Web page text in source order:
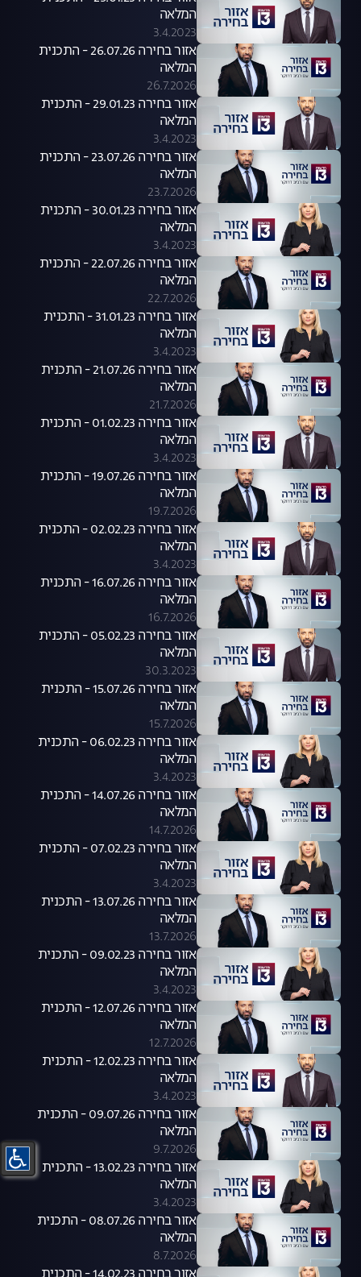
המלאה
3.4.2023
אזור בחירה 26.07.26 - התכנית
המלאה
26.7.2026
אזור בחירה 29.01.23 - התכנית
המלאה
3.4.2023
אזור בחירה 23.07.26 - התכנית
המלאה
23.7.2026
אזור בחירה 30.01.23 - התכנית
המלאה
3.4.2023
אזור בחירה 22.07.26 - התכנית
המלאה
22.7.2026
אזור בחירה 31.01.23 - התכנית
המלאה
3.4.2023
אזור בחירה 21.07.26 - התכנית
המלאה
21.7.2026
אזור בחירה 01.02.23 - התכנית
המלאה
3.4.2023
אזור בחירה 19.07.26 - התכנית
המלאה
19.7.2026
אזור בחירה 02.02.23 - התכנית
המלאה
3.4.2023
אזור בחירה 16.07.26 - התכנית
המלאה
16.7.2026
אזור בחירה 05.02.23 - התכנית
המלאה
30.3.2023
אזור בחירה 15.07.26 - התכנית
המלאה
15.7.2026
אזור בחירה 06.02.23 - התכנית
המלאה
3.4.2023
אזור בחירה 14.07.26 - התכנית
המלאה
14.7.2026
אזור בחירה 07.02.23 - התכנית
המלאה
3.4.2023
אזור בחירה 13.07.26 - התכנית
המלאה
13.7.2026
אזור בחירה 09.02.23 - התכנית
המלאה
3.4.2023
אזור בחירה 12.07.26 - התכנית
המלאה
12.7.2026
אזור בחירה 12.02.23 - התכנית
המלאה
3.4.2023
אזור בחירה 09.07.26 - התכנית
המלאה
9.7.2026
אזור בחירה 13.02.23 - התכנית
המלאה
3.4.2023
אזור בחירה 08.07.26 - התכנית
המלאה
8.7.2026